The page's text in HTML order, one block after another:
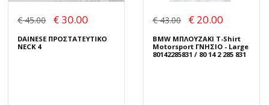
€ 45.00 € 30.00
DAINESE ΠΡΟΣΤΑΤΕΥΤΙΚΟ
NECK 4
€ 43.00 € 20.00
BMW ΜΠΛΟΥΖΑΚΙ T-Shirt
Motorsport ΓΝΗΣΙΟ - Large
80142285831 / 80 14 2 285 831